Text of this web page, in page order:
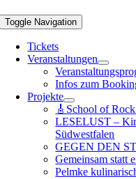
Toggle Navigation
Tickets
Veranstaltungen
Infos zum
Projekte
🎸School of
LESELUST –
Südwestfalen
GEGEN DEN
Gemeinsam statt
Pelmke